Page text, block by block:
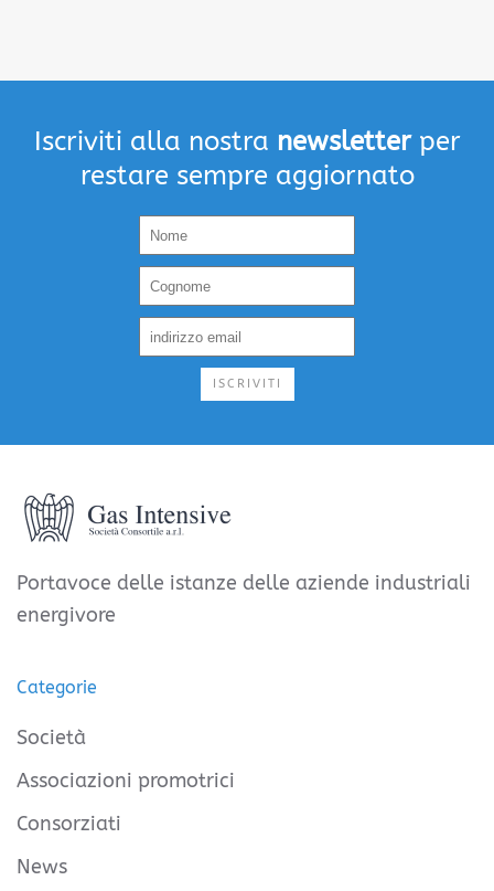
Iscriviti alla nostra newsletterper
restare sempre aggiornato
ISCRIVITI
Portavoce delle istanze delle aziende industriali
energivore
Categorie
Società
Associazioni promotrici
Consorziati
News